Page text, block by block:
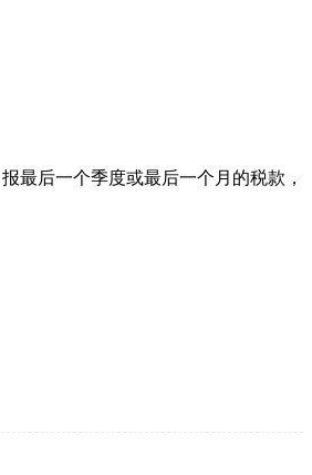
最后一个季度或最后一个月的税款，